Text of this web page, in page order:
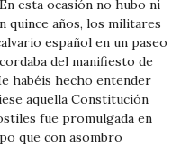
esta ocasión no hubo ni
quince años, los militares
español en un paseo
del manifiesto de
habéis hecho entender
aquella Constitución
fue promulgada en
que con asombro